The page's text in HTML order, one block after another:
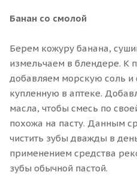
Банан со смолой
Берем кожуру банана,
измельчаем в блендере. К
добавляем морскую соль и
купленную в аптеке.
масла, чтобы смесь по
похожа на пасту. Данным
чистить зубы дважды в
применением средства
зубы обычной пастой.